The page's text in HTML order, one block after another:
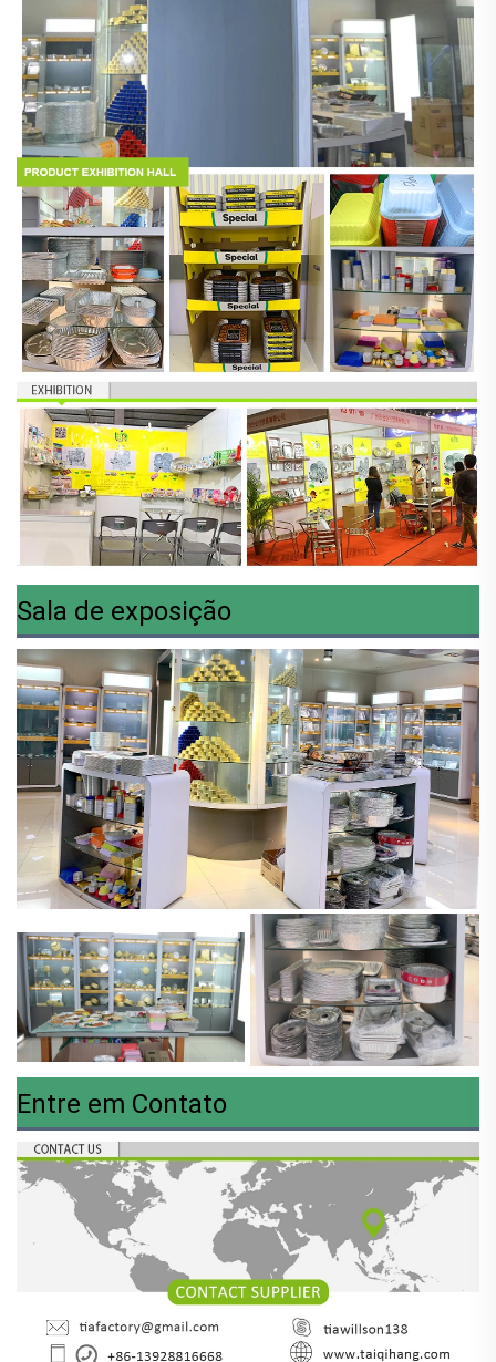
Sala de exposição
Entre em Contato